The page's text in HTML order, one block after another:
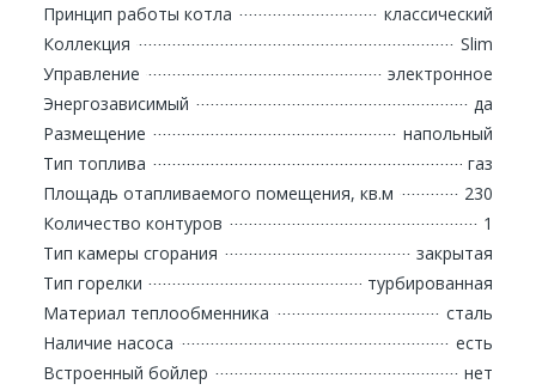
Принцип работы котла
классический
Коллекция
Slim
Управление
электронное
Энергозависимый
да
Размещение
напольный
Тип топлива
газ
Площадь отапливаемого помещения, кв.м
230
Количество контуров
1
Тип камеры сгорания
закрытая
Тип горелки
турбированная
Материал теплообменника
сталь
Наличие насоса
есть
Встроенный бойлер
нет